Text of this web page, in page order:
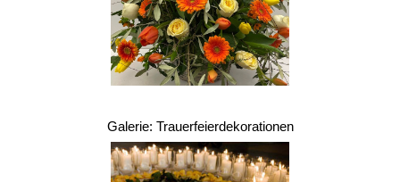
Galerie: Trauerfeierdekorationen